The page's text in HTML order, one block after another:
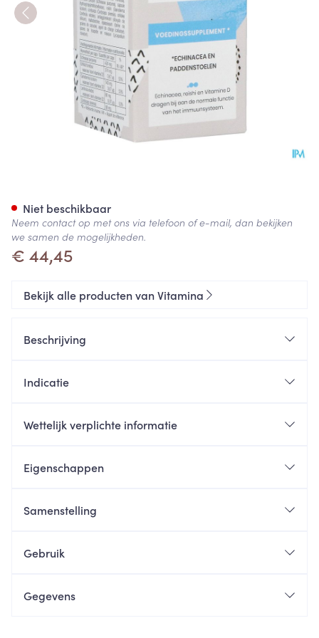
€ 44,45
Niet beschikbaar
Neem contact op met ons via telefoon of e-mail, dan bekijken
we samen de mogelijkheden.
Bekijk alle producten van Vitamina
Beschrijving
Indicatie
Wettelijk verplichte informatie
Eigenschappen
Samenstelling
Gebruik
Gegevens